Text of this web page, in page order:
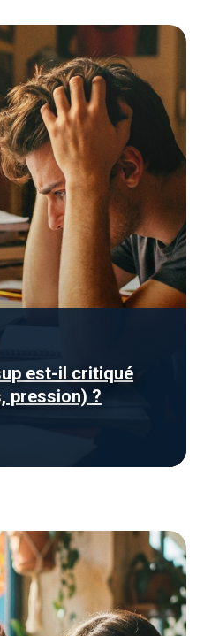
est-il critiqué
pression) ?